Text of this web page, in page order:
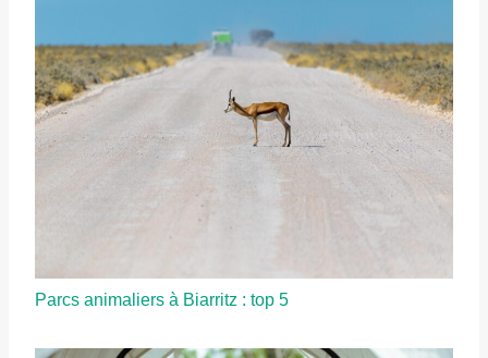
Parcs animaliers à Biarritz : top 5